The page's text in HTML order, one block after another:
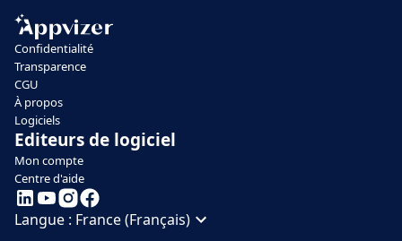
Confidentialité
Transparence
CGU
À propos
Logiciels
Editeurs de logiciel
Mon compte
Centre d'aide
Langue : France (Français)